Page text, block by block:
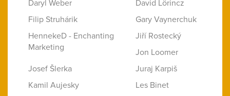
Daryl Weber
David Lörincz
Filip Struhárik
Gary Vaynerchuk
HennekeD - Enchanting
Marketing
Jiří Rostecký
Jon Loomer
Josef Šlerka
Juraj Karpiš
Kamil Aujesky
Les Binet